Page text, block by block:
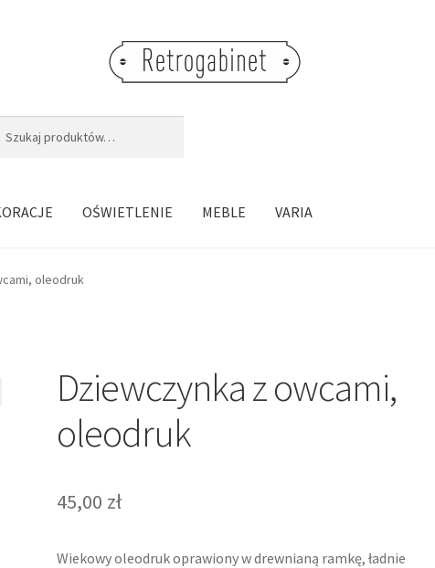
OŚWIETLENIE MEBLE VARIA
oleodruk
Dziewczynka z owcami,
oleodruk
45,00 zł
Wiekowy oleodruk oprawiony w drewnianą ramkę, ładnie